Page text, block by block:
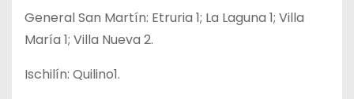
General San Martín: Etruria 1; La Laguna 1; Villa
María 1; Villa Nueva 2.
Ischilín: Quilino1.